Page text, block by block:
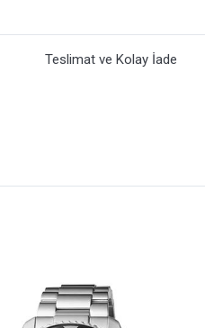
Teslimat ve Kolay İade